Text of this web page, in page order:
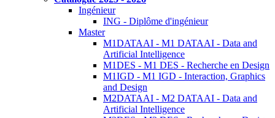
Ingénieur
ING - Diplôme d'ingénieur
Master
M1DATAAI - M1 DATAAI - Data and
Artificial Intelligence
M1DES - M1 DES - Recherche en Design
M1IGD - M1 IGD - Interaction, Graphics
and Design
M2DATAAI - M2 DATAAI - Data and
Artificial Intelligence